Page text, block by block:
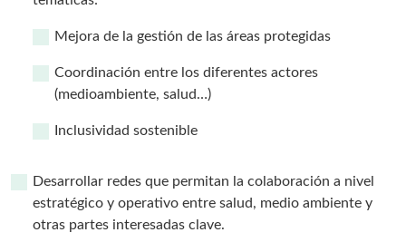
Mejora de la gestión de las áreas protegidas
Coordinación entre los diferentes actores
(medioambiente, salud…)
Inclusividad sostenible
Desarrollar redes que permitan la colaboración a nivel
estratégico y operativo entre salud, medio ambiente y
otras partes interesadas clave.